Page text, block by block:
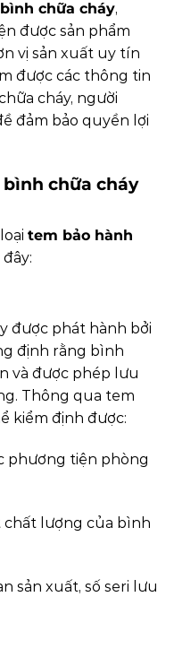
chữa cháy,
được sản phẩm
vị sản xuất uy tín
được các thông tin
cháy, người
đảm bảo quyền lợi
chữa cháy
tem bảo hành
được phát hành bởi
định rằng bình
và được phép lưu
Thông qua tem
kiểm định được:
phương tiện phòng
chất lượng của bình
sản xuất, số seri lưu